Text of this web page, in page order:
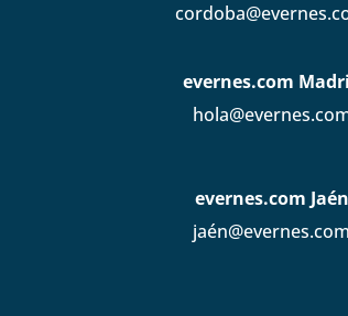
evernes.com
evernes.com Jaén
jaén@evernes.com